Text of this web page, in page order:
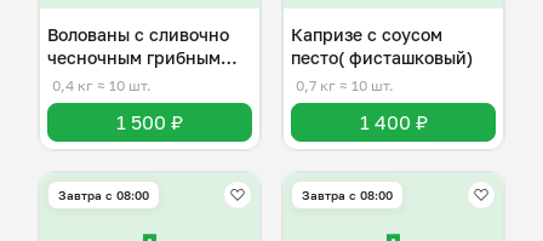
Волованы с сливочно
чесночным грибным
соусом
0,4 кг ≈ 10 шт.
1 500 ₽
Капризе с соусом
песто( фисташковый)
0,7 кг ≈ 10 шт.
1 400 ₽
Завтра c 08:00 Завтра c 08:00